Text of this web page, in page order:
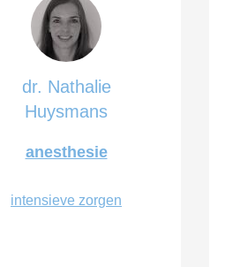
dr. Nathalie
Huysmans
anesthesie
intensieve zorgen